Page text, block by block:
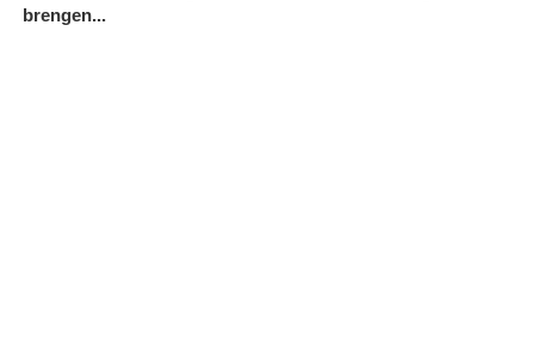
brengen...